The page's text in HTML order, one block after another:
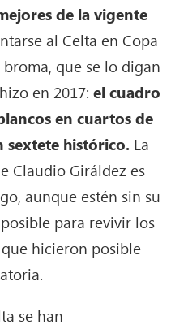
de la vigente
al Celta en Copa
que se lo digan
en 2017:el cuadro
en cuartos de
sextete histórico. La
Claudio Giráldez es
aunque estén sin su
para revivir los
hicieron posible
se han